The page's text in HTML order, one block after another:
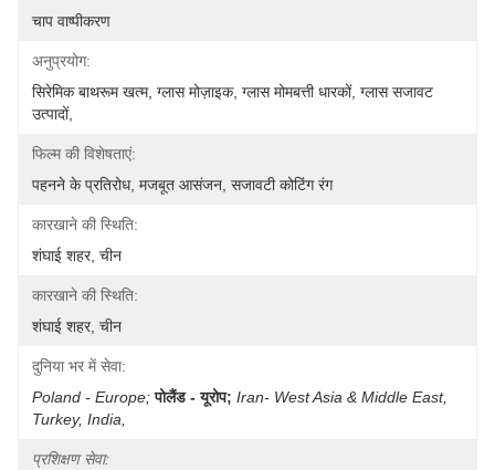
चाप वाष्पीकरण
अनुप्रयोग:
सिरेमिक बाथरूम खत्म, ग्लास मोज़ाइक, ग्लास मोमबत्ती धारकों, ग्लास सजावट
उत्पादों,
फिल्म की विशेषताएं:
पहनने के प्रतिरोध, मजबूत आसंजन, सजावटी कोटिंग रंग
कारखाने की स्थिति:
शंघाई शहर, चीन
कारखाने की स्थिति:
शंघाई शहर, चीन
दुनिया भर में सेवा:
Poland - Europe; पोलैंड - यूरोप; Iran- West Asia & Middle East,
Turkey, India,
प्रशिक्षण सेवा: